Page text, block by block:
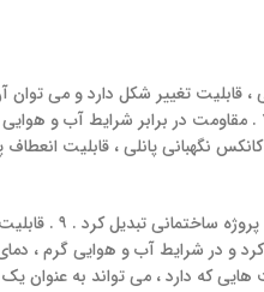
اشاره خواهیم کرد : ۶ . قابلیت تغییر شکل : کانکس نگهبانی پانلی ،
کرد . به عنوان مثال ، می‌ توان آن را به شکل یک پایگاه نظامی ، یک پایگاه ساختمانی یا یک پایگاه نگهبانی
آب و هوایی سخت و نامساعد نیز به خوبی عمل کند . ۸ . قابلیت انعطاف پذیری
به عنوان مثال ، می‌ توان آن را به
و در شرایط آب و هوایی گرم ،
که دارد ، می‌ تواند به عنوان یک